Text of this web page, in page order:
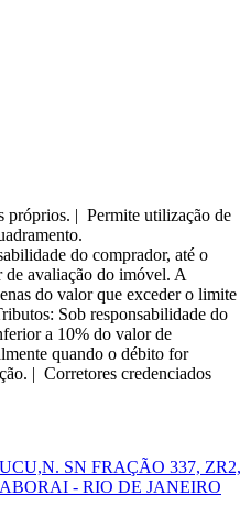
próprios. | Permite utilização de
do comprador, até o
avaliação do imóvel. A
do valor que exceder o limite
Sob responsabilidade do
a 10% do valor de
quando o débito for
| Corretores credenciados
SN FRAÇÃO 337, ZR2,
- RIO DE JANEIRO